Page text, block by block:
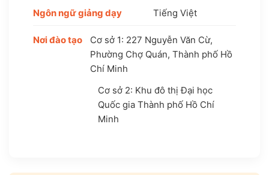
Ngôn ngữ giảng dạy Tiếng Việt
Nơi đào tạo
Cơ sở 1: 227 Nguyễn Văn Cừ,
Phường Chợ Quán, Thành phố Hồ
Chí Minh
Cơ sở 2: Khu đô thị Đại học
Quốc gia Thành phố Hồ Chí
Minh